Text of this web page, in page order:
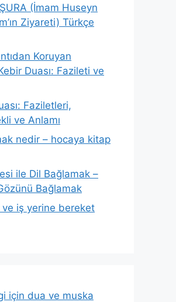
(İmam Huseyn
Ziyareti) Türkçe
Koruyan
Duası: Fazileti ve
Faziletleri,
ve Anlamı
nedir – hocaya kitap
ile Dil Bağlamak –
Bağlamak
iş yerine bereket
için dua ve muska